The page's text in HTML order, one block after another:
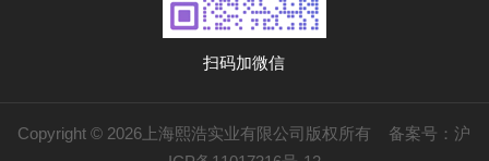
扫码加微信
Copyright © 2026上海熙浩实业有限公司版权所有 备案号：沪